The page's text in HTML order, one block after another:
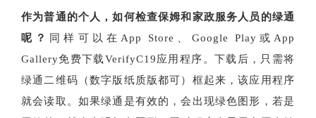
作为普通的个人，如何检查保姆和家政服务人员的绿通
呢？
同样可以在App Store、Google Play或App
Gallery免费下载VerifyC19应用程序。下载后，只需将
绿通二维码（数字版纸质版都可）框起来，该应用程序
就会读取。如果绿通是有效的，会出现绿色图形，若是